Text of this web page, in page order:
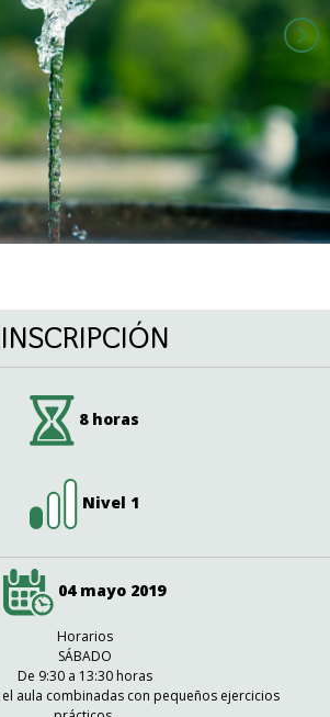
INSCRIPCIÓN
8 horas
Nivel 1
04 mayo 2019
Horarios
SÁBADO
De 9:30 a 13:30 horas
aula combinadas con pequeños ejercicios